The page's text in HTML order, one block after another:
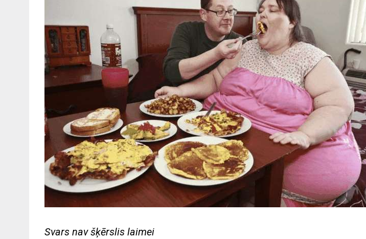
Svars nav šķērslis laimei